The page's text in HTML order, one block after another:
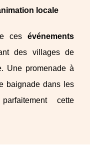
locale
ces événements
des villages de
Une promenade à
baignade dans les
cette